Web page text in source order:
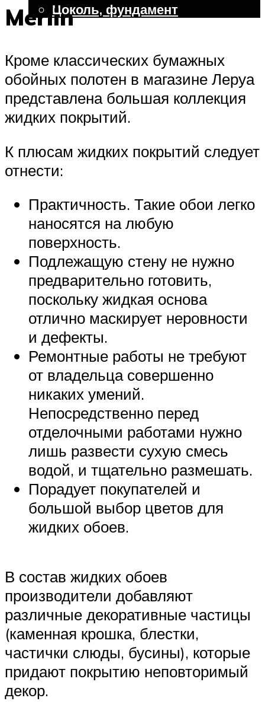
Цоколь, фундамент
Merlin
Кроме классических бумажных
обойных полотен в магазине Леруа
представлена большая коллекция
жидких покрытий.
К плюсам жидких покрытий следует
отнести:
Практичность. Такие обои легко
наносятся на любую
поверхность.
Подлежащую стену не нужно
предварительно готовить,
поскольку жидкая основа
отлично маскирует неровности
и дефекты.
Ремонтные работы не требуют
от владельца совершенно
никаких умений.
Непосредственно перед
отделочными работами нужно
лишь развести сухую смесь
водой, и тщательно размешать.
Порадует покупателей и
большой выбор цветов для
жидких обоев.
В состав жидких обоев
производители добавляют
различные декоративные частицы
(каменная крошка, блестки,
частички слюды, бусины), которые
придают покрытию неповторимый
декор.